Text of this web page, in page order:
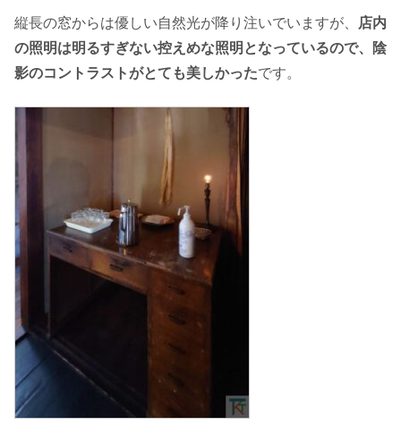
縦長の窓からは優しい自然光が降り注いでいますが、 店内
の照明は明るすぎない控えめな照明となっているので、陰
影のコントラストがとても美しかったです。